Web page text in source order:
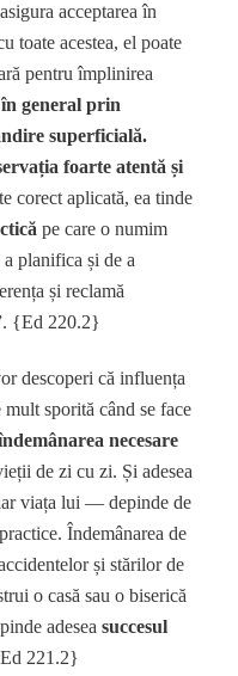
acceptarea în
toate acestea, el poate
pentru împlinirea
general prin
superficială.
foarte atentă și
corect aplicată, ea tinde
pe care o numim
planifica și de a
și reclamă
{Ed 220.2}
descoperi că influența
mult sporită când se face
necesare
de zi cu zi. Și adesea
viața lui — depinde de
Îndemânarea de
și stărilor de
o casă sau o biserică
adeseasuccesul
221.2}